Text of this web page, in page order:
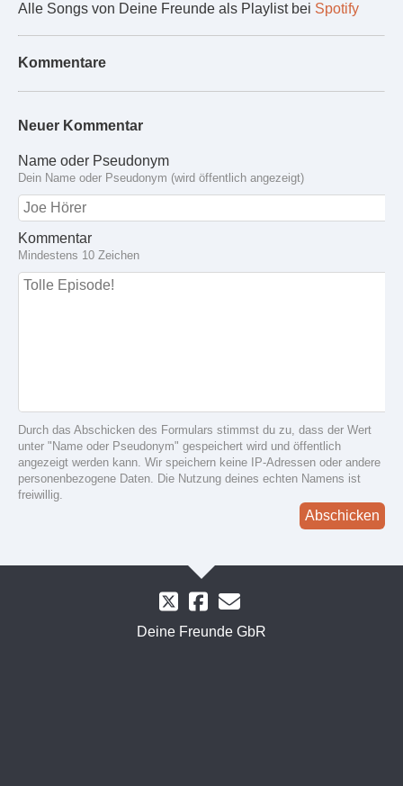
Alle Songs von Deine Freunde als Playlist bei Spotify
Kommentare
Neuer Kommentar
Name oder Pseudonym
Dein Name oder Pseudonym (wird öffentlich angezeigt)
Kommentar
Mindestens 10 Zeichen
Durch das Abschicken des Formulars stimmst du zu, dass der Wert
unter "Name oder Pseudonym" gespeichert wird und öffentlich
angezeigt werden kann. Wir speichern keine IP-Adressen oder andere
personenbezogene Daten. Die Nutzung deines echten Namens ist
freiwillig.
Abschicken
Deine Freunde GbR